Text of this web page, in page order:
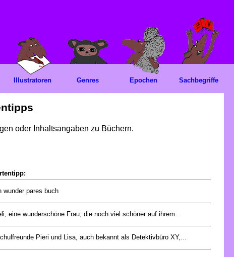
oder Inhaltsangaben zu Büchern.
wunder pares buch
eine wunderschöne Frau, die noch viel schöner auf ihrem...
Pieri und Lisa, auch bekannt als Detektivbüro XY,...
Illustratoren Genres Epochen Sachbegriffe